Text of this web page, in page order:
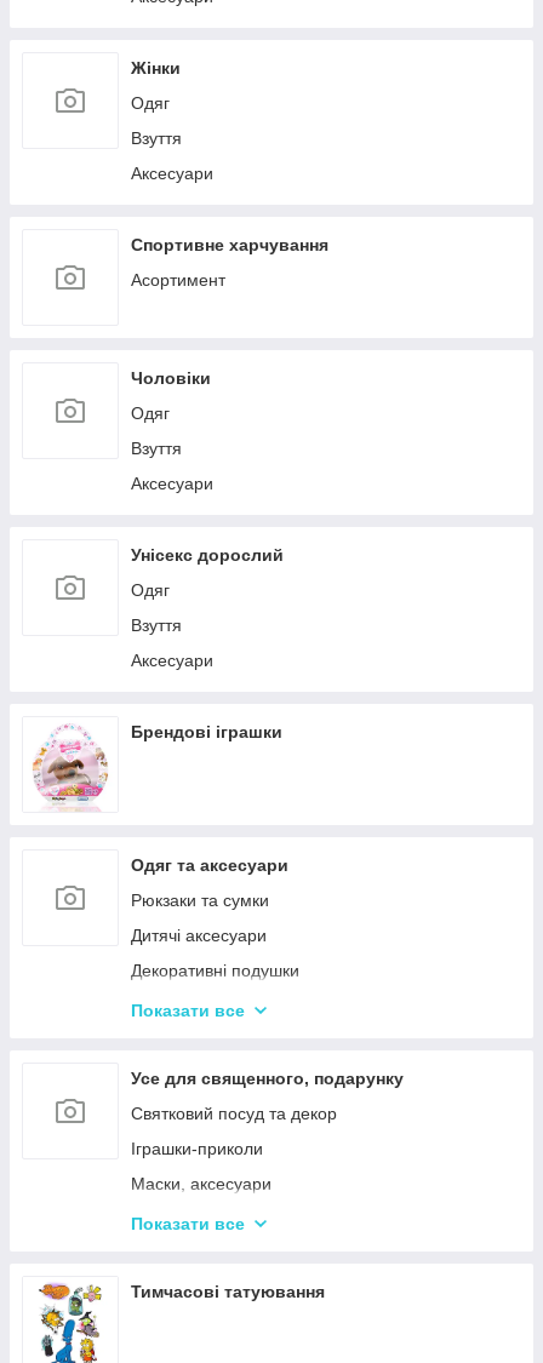
Жінки
Одяг
Взуття
Аксесуари
Спортивне харчування
Асортимент
Чоловіки
Одяг
Взуття
Аксесуари
Унісекс дорослий
Одяг
Взуття
Аксесуари
Брендові іграшки
Одяг та аксесуари
Рюкзаки та сумки
Дитячі аксесуари
Декоративні подушки
Дитячі парасольки
Показати все
Усе для священного, подарунку
Святковий посуд та декор
Іграшки-приколи
Маски, аксесуари
Повітряні кульки
Фоторамки і фотоальбоми
Показати все
Тимчасові татуювання